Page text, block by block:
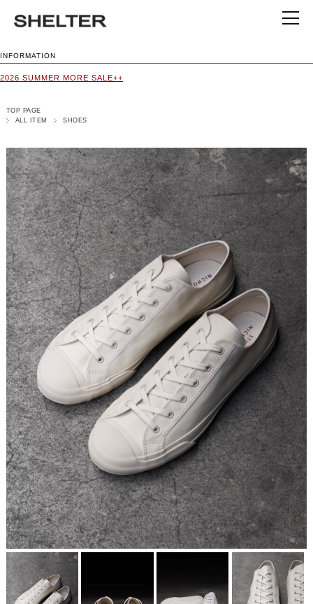
INFORMATION
2026 SUMMER MORE SALE++
TOP PAGE
ALL ITEM
SHOES